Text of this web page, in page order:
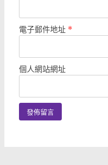
電子郵件地址 *
個人網站網址